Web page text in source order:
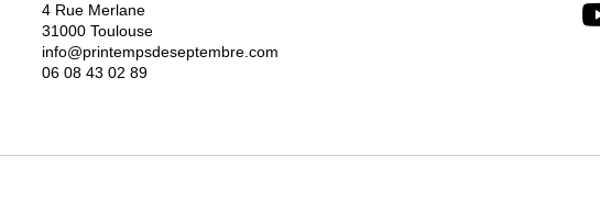
4 Rue Merlane
31000 Toulouse
info@printempsdeseptembre.com
06 08 43 02 89